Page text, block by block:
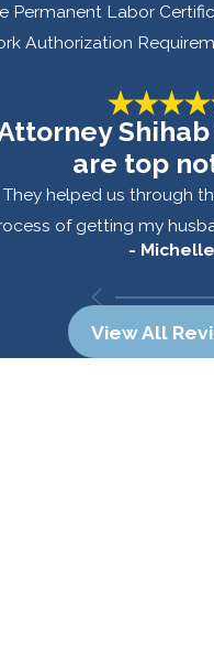
Permanent Labor
Authorization
are top
They helped us through
of getting my
- Michelle
View All